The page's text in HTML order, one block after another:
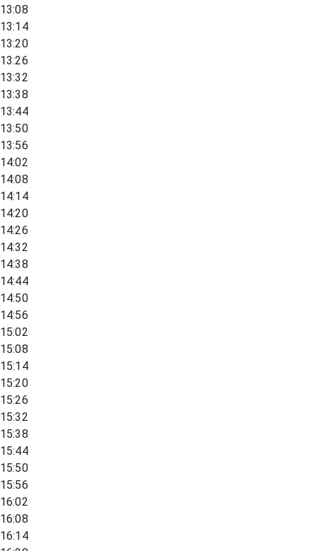
13:08
13:14
13:20
13:26
13:32
13:38
13:44
13:50
13:56
14:02
14:08
14:14
14:20
14:26
14:32
14:38
14:44
14:50
14:56
15:02
15:08
15:14
15:20
15:26
15:32
15:38
15:44
15:50
15:56
16:02
16:08
16:14